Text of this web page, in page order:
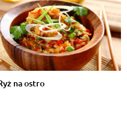
na ostro